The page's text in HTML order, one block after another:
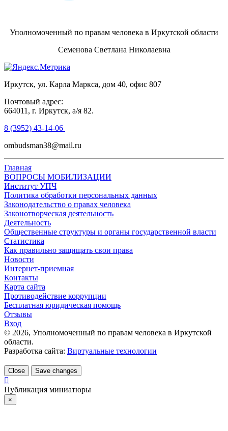
Уполномоченный по правам человека в Иркутской области
Семенова Светлана Николаевна
Иркутск, ул. Карла Маркса, дом 40, офис 807
Почтовый адрес:
664011, г. Иркутск, а/я 82.
8 (3952) 43-14-06
ombudsman38@mail.ru
Главная
ВОПРОСЫ МОБИЛИЗАЦИИ
Институт УПЧ
Политика обработки персональных данных
Законодательство о правах человека
Законотворческая деятельность
Деятельность
Общественные структуры и органы государственной власти
Статистика
Как правильно защищать свои права
Новости
Интернет-приемная
Контакты
Карта сайта
Противодействие коррупции
Бесплатная юридическая помощь
Отзывы
Вход
© 2026, Уполномоченный по правам человека в Иркутской
области.
Разработка сайта: Виртуальные технологии
Close Save changes
Публикация миниатюры
×